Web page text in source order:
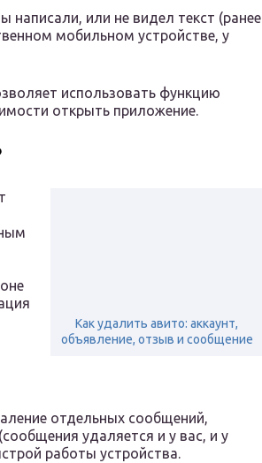
написали, или не видел текст (ранее
мобильном устройстве, у
использовать функцию
открыть приложение.
Как удалить авито: аккаунт,
объявление, отзыв и сообщение
отдельных сообщений,
удаляется и у вас, и у
работы устройства.